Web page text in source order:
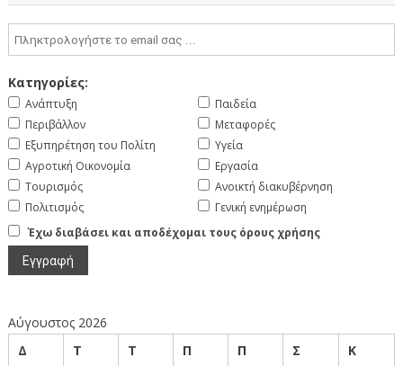
Κατηγορίες:
Ανάπτυξη
Περιβάλλον
Εξυπηρέτηση του Πολίτη
Αγροτική Οικονομία
Τουρισμός
Πολιτισμός
Παιδεία
Μεταφορές
Υγεία
Εργασία
Ανοικτή διακυβέρνηση
Γενική ενημέρωση
Έχω διαβάσει και αποδέχομαι τους όρους χρήσης
Αύγουστος 2026
Δ
Τ Τ Π Π Σ
Κ